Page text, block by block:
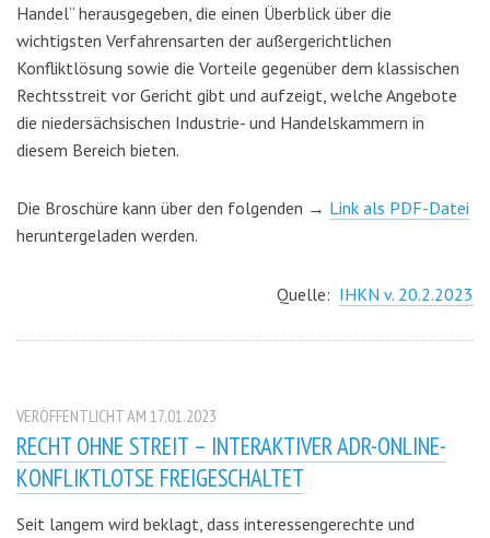
Handel“ herausgegeben, die einen Überblick über die
wichtigsten Verfahrensarten der außergerichtlichen
Konfliktlösung sowie die Vorteile gegenüber dem klassischen
Rechtsstreit vor Gericht gibt und aufzeigt, welche Angebote
die niedersächsischen Industrie- und Handelskammern in
diesem Bereich bieten.
Die Broschüre kann über den folgenden → Link als PDF-Datei
heruntergeladen werden.
Quelle: IHKN v. 20.2.2023
VERÖFFENTLICHT AM 17.01.2023
RECHT OHNE STREIT – INTERAKTIVER ADR-ONLINE-
KONFLIKTLOTSE FREIGESCHALTET
Seit langem wird beklagt, dass interessengerechte und